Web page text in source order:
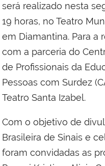
será realizado nesta
19 horas, no Teatro
em Diamantina. Para a
com a parceria do
de Profissionais da
Pessoas com Surdez
Teatro Santa Izabel.
Com o objetivo de
Brasileira de Sinais e
foram convidadas as